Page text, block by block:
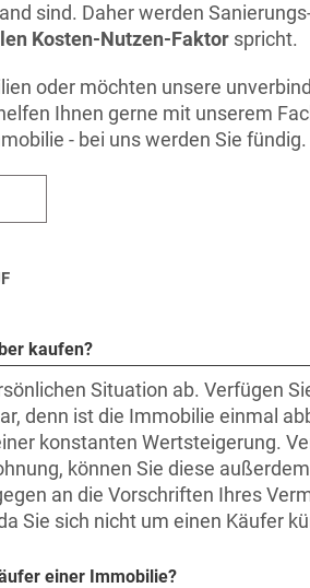
sind. Daher werden
Kosten-Nutzen-Faktor spricht.
oder möchten unsere
Ihnen gerne mit unserem
- bei uns werden Sie fündig.
kaufen?
Situation ab. Verfügen
denn ist die Immobilie einmal
konstanten Wertsteigerung.
können Sie diese
an die Vorschriften Ihres
Sie sich nicht um einen Käufer
einer Immobilie?